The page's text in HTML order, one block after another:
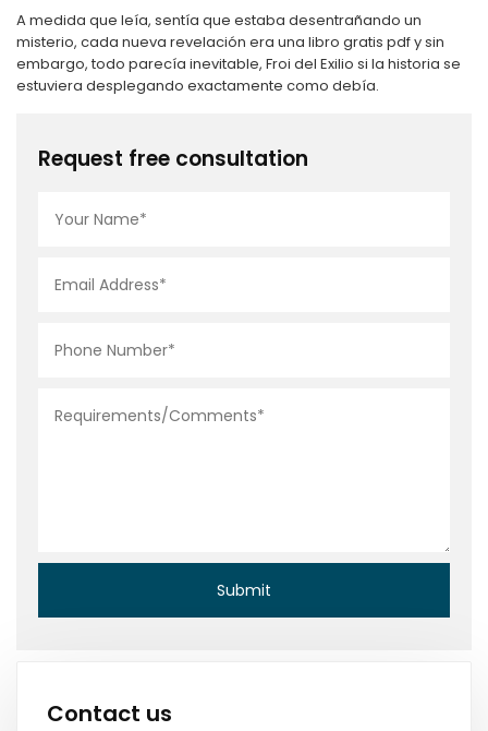
A medida que leía, sentía que estaba desentrañando un
misterio, cada nueva revelación era una libro gratis pdf y sin
embargo, todo parecía inevitable, Froi del Exilio si la historia se
estuviera desplegando exactamente como debía.
Request free consultation
Contact us